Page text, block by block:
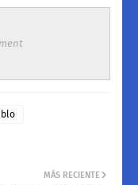
MÁS RECIENTE